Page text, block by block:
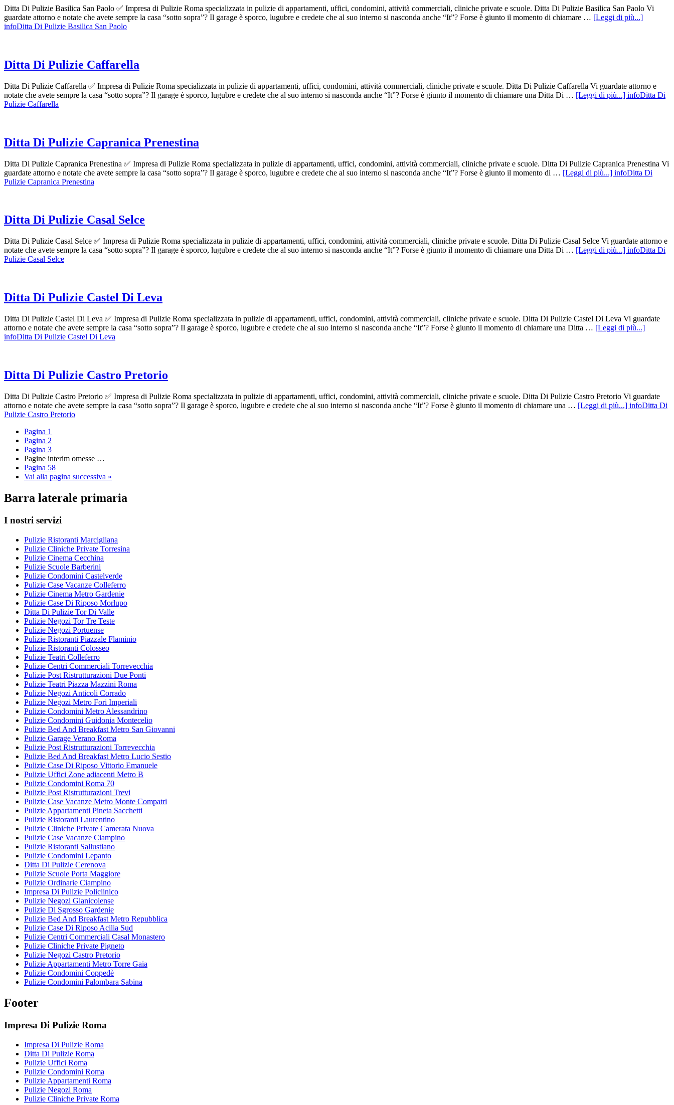
Ditta Di Pulizie Basilica San Paolo ✅ Impresa di Pulizie Roma specializzata in pulizie di appartamenti, uffici, condomini, attività commerciali, cliniche private e scuole. Ditta Di Pulizie Basilica San Paolo Vi
guardate attorno e notate che avete sempre la casa “sotto sopra”? Il garage è sporco, lugubre e credete che al suo interno si nasconda anche “It”? Forse è giunto il momento di chiamare … [Leggi di più...]
infoDitta Di Pulizie Basilica San Paolo
Ditta Di Pulizie Caffarella
Ditta Di Pulizie Caffarella ✅ Impresa di Pulizie Roma specializzata in pulizie di appartamenti, uffici, condomini, attività commerciali, cliniche private e scuole. Ditta Di Pulizie Caffarella Vi guardate attorno e
notate che avete sempre la casa “sotto sopra”? Il garage è sporco, lugubre e credete che al suo interno si nasconda anche “It”? Forse è giunto il momento di chiamare una Ditta Di … [Leggi di più...] infoDitta Di
Pulizie Caffarella
Ditta Di Pulizie Capranica Prenestina
Ditta Di Pulizie Capranica Prenestina ✅ Impresa di Pulizie Roma specializzata in pulizie di appartamenti, uffici, condomini, attività commerciali, cliniche private e scuole. Ditta Di Pulizie Capranica Prenestina Vi
guardate attorno e notate che avete sempre la casa “sotto sopra”? Il garage è sporco, lugubre e credete che al suo interno si nasconda anche “It”? Forse è giunto il momento di … [Leggi di più...] infoDitta Di
Pulizie Capranica Prenestina
Ditta Di Pulizie Casal Selce
Ditta Di Pulizie Casal Selce ✅ Impresa di Pulizie Roma specializzata in pulizie di appartamenti, uffici, condomini, attività commerciali, cliniche private e scuole. Ditta Di Pulizie Casal Selce Vi guardate attorno e
notate che avete sempre la casa “sotto sopra”? Il garage è sporco, lugubre e credete che al suo interno si nasconda anche “It”? Forse è giunto il momento di chiamare una Ditta Di … [Leggi di più...] infoDitta Di
Pulizie Casal Selce
Ditta Di Pulizie Castel Di Leva
Ditta Di Pulizie Castel Di Leva ✅ Impresa di Pulizie Roma specializzata in pulizie di appartamenti, uffici, condomini, attività commerciali, cliniche private e scuole. Ditta Di Pulizie Castel Di Leva Vi guardate
attorno e notate che avete sempre la casa “sotto sopra”? Il garage è sporco, lugubre e credete che al suo interno si nasconda anche “It”? Forse è giunto il momento di chiamare una Ditta … [Leggi di più...]
infoDitta Di Pulizie Castel Di Leva
Ditta Di Pulizie Castro Pretorio
Ditta Di Pulizie Castro Pretorio ✅ Impresa di Pulizie Roma specializzata in pulizie di appartamenti, uffici, condomini, attività commerciali, cliniche private e scuole. Ditta Di Pulizie Castro Pretorio Vi guardate
attorno e notate che avete sempre la casa “sotto sopra”? Il garage è sporco, lugubre e credete che al suo interno si nasconda anche “It”? Forse è giunto il momento di chiamare una … [Leggi di più...] infoDitta Di
Pulizie Castro Pretorio
Pagina 1
Pagina 2
Pagina 3
Pagine interim omesse …
Pagina 58
Vai alla pagina successiva »
Barra laterale primaria
I nostri servizi
Pulizie Ristoranti Marcigliana
Pulizie Cliniche Private Torresina
Pulizie Cinema Cecchina
Pulizie Scuole Barberini
Pulizie Condomini Castelverde
Pulizie Case Vacanze Colleferro
Pulizie Cinema Metro Gardenie
Pulizie Case Di Riposo Morlupo
Ditta Di Pulizie Tor Di Valle
Pulizie Negozi Tor Tre Teste
Pulizie Negozi Portuense
Pulizie Ristoranti Piazzale Flaminio
Pulizie Ristoranti Colosseo
Pulizie Teatri Colleferro
Pulizie Centri Commerciali Torrevecchia
Pulizie Post Ristrutturazioni Due Ponti
Pulizie Teatri Piazza Mazzini Roma
Pulizie Negozi Anticoli Corrado
Pulizie Negozi Metro Fori Imperiali
Pulizie Condomini Metro Alessandrino
Pulizie Condomini Guidonia Montecelio
Pulizie Bed And Breakfast Metro San Giovanni
Pulizie Garage Verano Roma
Pulizie Post Ristrutturazioni Torrevecchia
Pulizie Bed And Breakfast Metro Lucio Sestio
Pulizie Case Di Riposo Vittorio Emanuele
Pulizie Uffici Zone adiacenti Metro B
Pulizie Condomini Roma 70
Pulizie Post Ristrutturazioni Trevi
Pulizie Case Vacanze Metro Monte Compatri
Pulizie Appartamenti Pineta Sacchetti
Pulizie Ristoranti Laurentino
Pulizie Cliniche Private Camerata Nuova
Pulizie Case Vacanze Ciampino
Pulizie Ristoranti Sallustiano
Pulizie Condomini Lepanto
Ditta Di Pulizie Cerenova
Pulizie Scuole Porta Maggiore
Pulizie Ordinarie Ciampino
Impresa Di Pulizie Policlinico
Pulizie Negozi Gianicolense
Pulizie Di Sgrosso Gardenie
Pulizie Bed And Breakfast Metro Repubblica
Pulizie Case Di Riposo Acilia Sud
Pulizie Centri Commerciali Casal Monastero
Pulizie Cliniche Private Pigneto
Pulizie Negozi Castro Pretorio
Pulizie Appartamenti Metro Torre Gaia
Pulizie Condomini Coppedè
Pulizie Condomini Palombara Sabina
Footer
Impresa Di Pulizie Roma
Impresa Di Pulizie Roma
Ditta Di Pulizie Roma
Pulizie Uffici Roma
Pulizie Condomini Roma
Pulizie Appartamenti Roma
Pulizie Negozi Roma
Pulizie Cliniche Private Roma